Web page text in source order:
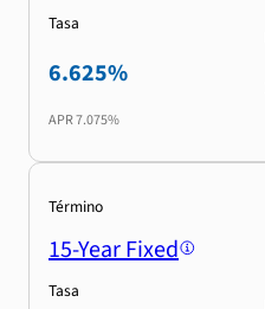
Tasa
6.625%
APR7.075%
Término
15-Year Fixed
Tasa